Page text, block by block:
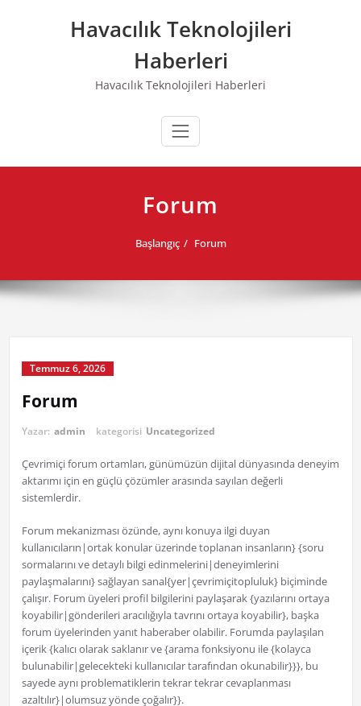
Havacılık Teknolojileri
Haberleri
Havacılık Teknolojileri Haberleri
Forum
Başlangıç Forum
Temmuz 6, 2026
Forum
Yazar: admin kategorisi Uncategorized
Çevrimiçi forum ortamları, günümüzün dijital dünyasında deneyim
aktarımı için en güçlü çözümler arasında sayılan değerli
sistemlerdir.
Forum mekanizması özünde, aynı konuya ilgi duyan
kullanıcıların|ortak konular üzerinde toplanan insanların} {soru
sormalarını ve detaylı bilgi edinmelerini|deneyimlerini
paylaşmalarını} sağlayan sanal{yer|çevrimiçitopluluk} biçiminde
çalışır. Forum üyeleri profil bilgilerini paylaşarak {yazılarını ortaya
koyabilir|gönderileri aracılığıyla tavrını ortaya koyabilir}, başka
forum üyelerinden yanıt haberaber olabilir. Forumda paylaşılan
içerik {kalıcı olarak saklanır ve {arama fonksiyonu ile {kolayca
bulunabilir|gelecekteki kullanıcılar tarafından okunabilir}}}, bu
sayede aynı problematiklerin tekrar tekrar cevaplanması
azaltılır}|olumsuz yönde çoğalır}}.